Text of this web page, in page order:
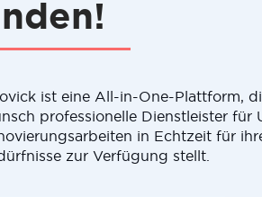
ist eine All-in-One-Plattform,
professionelle Dienstleister für
in Echtzeit für
zur Verfügung stellt.